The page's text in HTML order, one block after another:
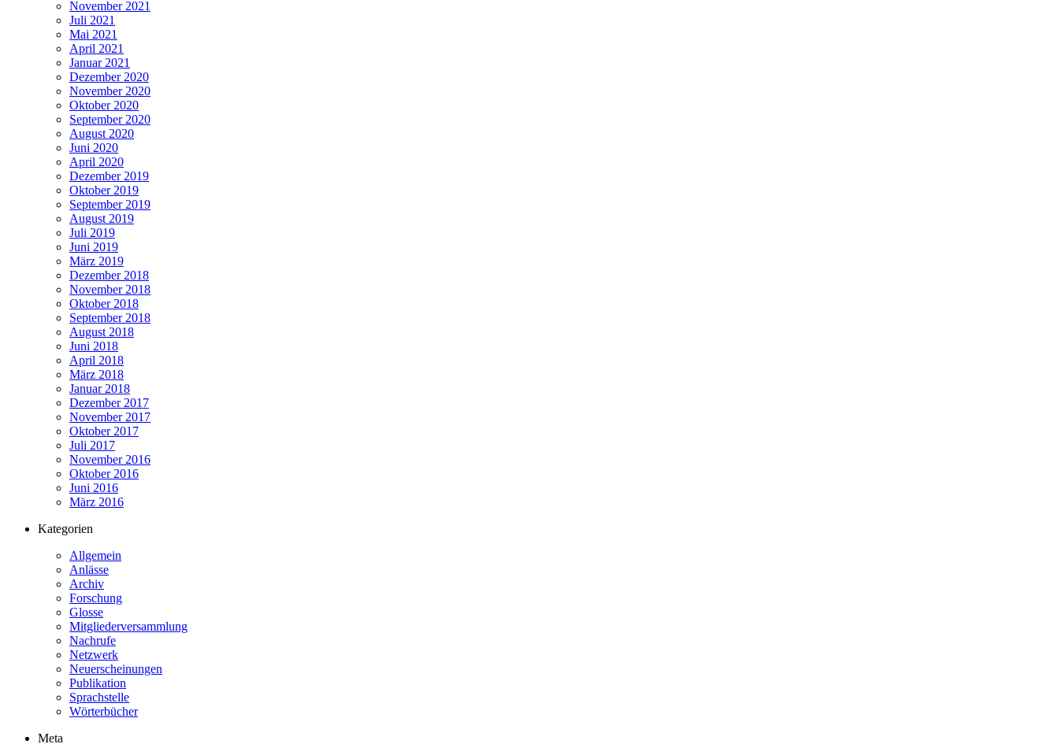
November 2021
Juli 2021
Mai 2021
April 2021
Januar 2021
Dezember 2020
November 2020
Oktober 2020
September 2020
August 2020
Juni 2020
April 2020
Dezember 2019
Oktober 2019
September 2019
August 2019
Juli 2019
Juni 2019
März 2019
Dezember 2018
November 2018
Oktober 2018
September 2018
August 2018
Juni 2018
April 2018
März 2018
Januar 2018
Dezember 2017
November 2017
Oktober 2017
Juli 2017
November 2016
Oktober 2016
Juni 2016
März 2016
Kategorien
Allgemein
Anlässe
Archiv
Forschung
Glosse
Mitgliederversammlung
Nachrufe
Netzwerk
Neuerscheinungen
Publikation
Sprachstelle
Wörterbücher
Meta